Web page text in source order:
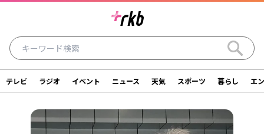
テレビ ラジオ イベント ニュース
天気 スポーツ 暮らし エンタメ
テレビ ラジオ イベント ニュース 天気 スポーツ 暮らし エ